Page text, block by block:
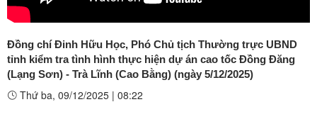
Đồng chí Đinh Hữu Học, Phó Chủ tịch Thường trực UBND
tỉnh kiểm tra tình hình thực hiện dự án cao tốc Đồng Đăng
(Lạng Sơn) - Trà Lĩnh (Cao Bằng) (ngày 5/12/2025)
Thứ ba, 09/12/2025 | 08:22